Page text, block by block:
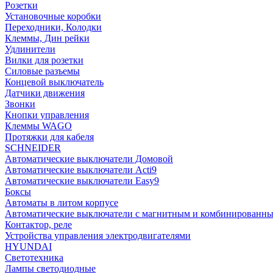
Розетки
Установочные коробки
Переходники, Колодки
Клеммы, Дин рейки
Удлинители
Вилки для розетки
Силовые разъемы
Концевой выключатель
Датчики движения
Звонки
Кнопки управления
Клеммы WAGO
Протяжки для кабеля
SCHNEIDER
Автоматические выключатели Домовой
Автоматические выключатели Acti9
Автоматические выключатели Easy9
Боксы
Автоматы в литом корпусе
Автоматические выключатели с магнитным и
Контактор, реле
Устройства управления электродвигателями
HYUNDAI
Светотехника
Лампы светодиодные